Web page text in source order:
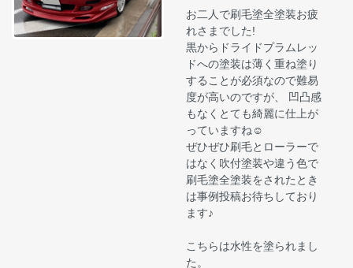
お二人で刷毛塗全塗装お疲
れさまでした!
黒からドライドプラムレッ
ドへの塗装は薄く重ね塗り
することが必須なので難易
度が高いのですが、 凹凸感
もなくとても綺麗に仕上が
っていますね☺
ぜひぜひ刷毛とローラーで
はなく吹付塗装や違う色で
刷毛塗全塗装をされたとき
は事例投稿お待ちしており
ます♪
こちらは水性を塗られまし
た。